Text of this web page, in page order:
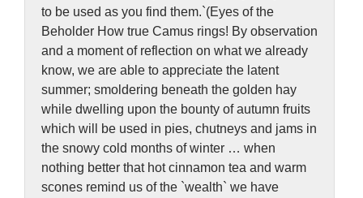
to be used as you find them.`(Eyes of the
Beholder How true Camus rings! By observation
and a moment of reflection on what we already
know, we are able to appreciate the latent
summer; smoldering beneath the golden hay
while dwelling upon the bounty of autumn fruits
which will be used in pies, chutneys and jams in
the snowy cold months of winter … when
nothing better that hot cinnamon tea and warm
scones remind us of the `wealth` we have